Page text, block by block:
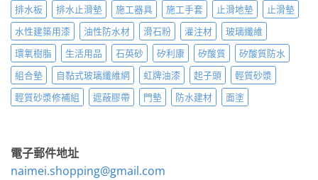
排水板
排水止滑墊 施工器具 施工手套 止滑地墊
止滑墊
水性建築用漆
油性防水材 滑石粉 灌注材
玻璃纖維
環氧樹脂
生活用品 石英砂 矽利康 矽酸質
矽酸質防水
組合墊
自黏式玻璃纖維網 虹牌油漆 起子頭
輕質砂漿
輕質砂漿修補組
遮蔽膠帶 門墊 防水建材 面塗
電子郵件地址
naimei.shopping@gmail.com